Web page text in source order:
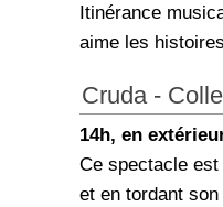
Itinérance
aime les
Cruda -
14h, en
Ce spectacle
et en tordant